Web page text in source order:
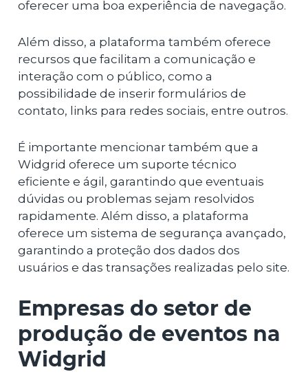
oferecer uma boa experiência de navegação.
Além disso, a plataforma também oferece
recursos que facilitam a comunicação e
interação com o público, como a
possibilidade de inserir formulários de
contato, links para redes sociais, entre outros.
É importante mencionar também que a
Widgrid oferece um suporte técnico
eficiente e ágil, garantindo que eventuais
dúvidas ou problemas sejam resolvidos
rapidamente. Além disso, a plataforma
oferece um sistema de segurança avançado,
garantindo a proteção dos dados dos
usuários e das transações realizadas pelo site.
Empresas do setor de
produção de eventos na
Widgrid